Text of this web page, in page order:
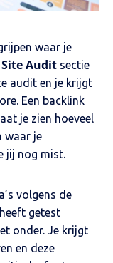
waar je
Site Audit sectie
audit en je krijgt
Een backlink
je zien hoeveel
waar je
jij nog mist.
volgens de
getest
onder. Je krijgt
en deze